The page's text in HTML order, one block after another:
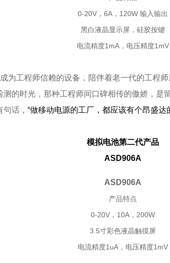
0-20V，6A，120W 输入输出
黑白液晶显示屏，硅胶按键
电流精度1mA，电压精度1mV
为工程师信赖的设备，陪伴着老一代的工程
测的时光，那种工程师间口碑相传的傲娇，是
句话，“做移动电源的工厂，都应该有个昂盛达
模拟电池第二代产品
ASD906A
ASD906A
产品特点
0-20V，10A，200W
3.5寸彩色液晶触摸屏
电流精度1uA，电压精度1mV